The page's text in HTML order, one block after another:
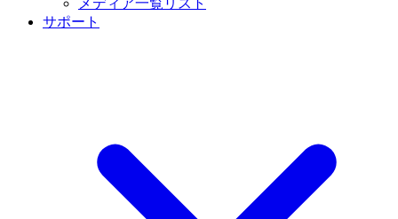
メディア一覧リスト
サポート